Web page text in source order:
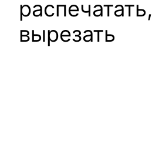
распечатать,
вырезать